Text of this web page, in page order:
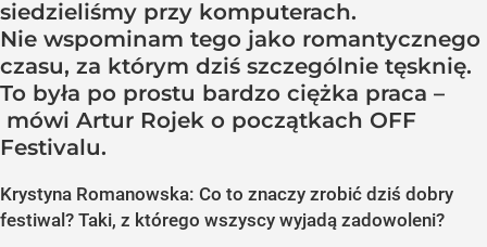
siedzieliśmy przy komputerach.
Nie wspominam tego jako romantycznego
czasu, za którym dziś szczególnie tęsknię.
To była po prostu bardzo ciężka praca –
mówi Artur Rojek o początkach OFF
Festivalu.
Krystyna Romanowska: Co to znaczy zrobić dziś dobry
festiwal? Taki, z którego wszyscy wyjadą zadowoleni?